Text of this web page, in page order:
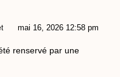
mai 16, 2026 12:58 pm
renservé par une